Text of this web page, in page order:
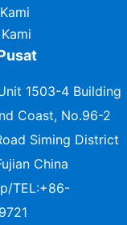
1503-4 Building
Coast, No.96-2
Siming District
China
TEL:+86-